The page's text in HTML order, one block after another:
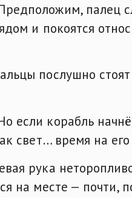
палец
и покоятся
послушно
если корабль
свет… время на
рука
на месте — почти,